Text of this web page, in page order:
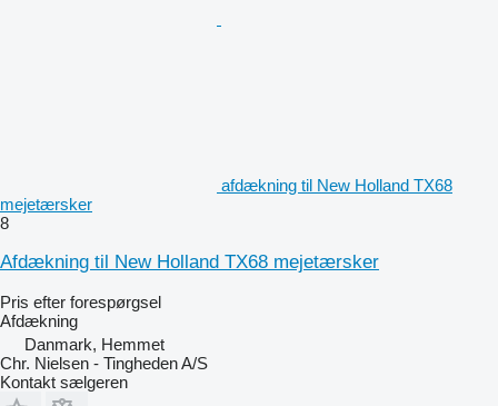
afdækning til New Holland TX68
mejetærsker
8
Afdækning til New Holland TX68 mejetærsker
Pris efter forespørgsel
Afdækning
Danmark, Hemmet
Chr. Nielsen - Tingheden A/S
Kontakt sælgeren